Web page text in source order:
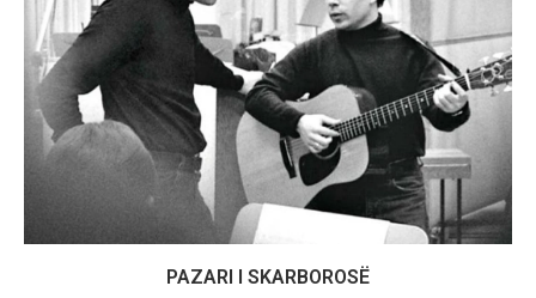
PAZARI I SKARBOROSË